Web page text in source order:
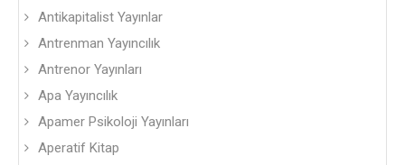
Antikapitalist Yayınlar
Antrenman Yayıncılık
Antrenor Yayınları
Apa Yayıncılık
Apamer Psikoloji Yayınları
Aperatif Kitap